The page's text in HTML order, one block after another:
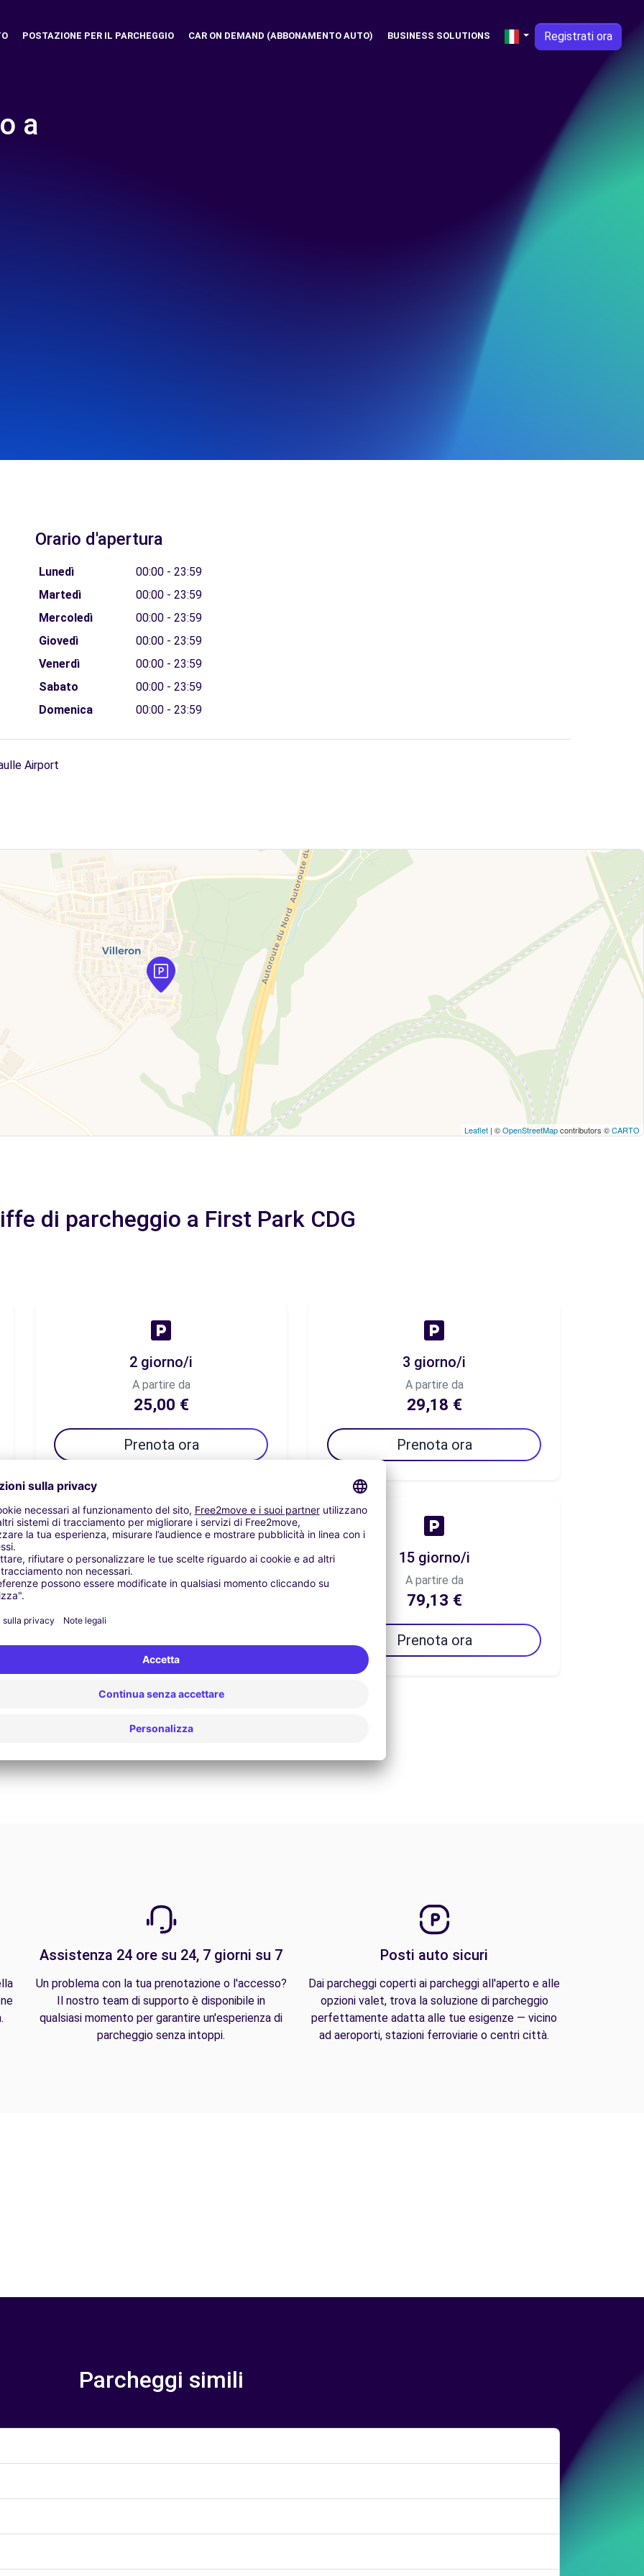
POSTAZIONE PER IL PARCHEGGIO CAR ON DEMAND (ABBONAMENTO AUTO) BUSINESS SOLUTIONS Registrati ora
a
Orario d'apertura
Lunedì
00:00 - 23:59
Martedì
00:00 - 23:59
Mercoledì
00:00 - 23:59
Giovedì
00:00 - 23:59
Venerdì
00:00 - 23:59
Sabato
00:00 - 23:59
Domenica
00:00 - 23:59
Airport
Leaflet | ©OpenStreetMapcontributors ©CARTO
di parcheggio a First Park CDG
2 giorno/i
A partire da
25,00 €
Prenota ora
3 giorno/i
A partire da
29,18 €
Prenota ora
7 giorno/i
A partire da
15 giorno/i
A partire da
79,13 €
Prenota ora
Assistenza 24 ore su 24, 7 giorni su 7
Un problema con la tua prenotazione o l'accesso?
Il nostro team di supporto è disponibile in
qualsiasi momento per garantire un'esperienza di
parcheggio senza intoppi.
Posti auto sicuri
Dai parcheggi coperti ai parcheggi all'aperto e alle
opzioni valet, trova la soluzione di parcheggio
perfettamente adatta alle tue esigenze — vicino
ad aeroporti, stazioni ferroviarie o centri città.
Parcheggi simili